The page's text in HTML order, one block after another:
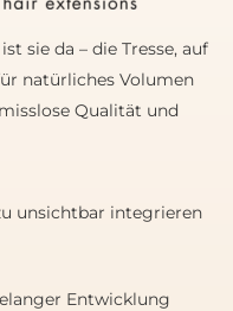
sie da – die Tresse, auf
natürliches Volumen
Qualität und
unsichtbar integrieren
Entwicklung